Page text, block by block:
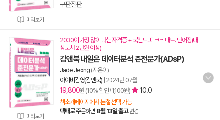
미리보기
구판절판
미리보기
2030이 가장 많이 따는 자격증 + 북엔드. 피크닉 매트. 단어장(대
상도서 2만원 이상)
김앤북 내일은 데이터분석 준전문가(ADsP)
Jade Jeong (지은이)
아이비김영(김앤북) 2024년 07월
19,800원 (10% 할인 / 1,100원) 10.0
책소개페이지에서 분철 선택 가능
택배로 주문하면 8월 13일 출고 변경